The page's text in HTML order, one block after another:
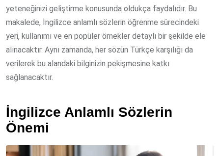
yeteneğinizi geliştirme konusunda oldukça faydalıdır. Bu
makalede, İngilizce anlamlı sözlerin öğrenme sürecindeki
yeri, kullanımı ve en popüler örnekler detaylı bir şekilde ele
alınacaktır. Aynı zamanda, her sözün Türkçe karşılığı da
verilerek bu alandaki bilginizin pekişmesine katkı
sağlanacaktır.
İngilizce Anlamlı Sözlerin
Önemi